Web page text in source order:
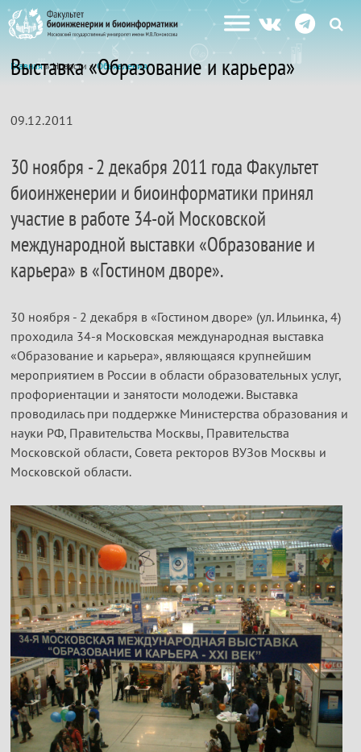
Главная» Новости »Объявления
Выставка «Образование и карьера»
09.12.2011
30 ноября - 2 декабря 2011 года Факультет
биоинженерии и биоинформатики принял
участие в работе 34-ой Московской
международной выставки «Образование и
карьера» в «Гостином дворе».
30 ноября - 2 декабря в «Гостином дворе» (ул. Ильинка, 4)
проходила 34-я Московская международная выставка
«Образование и карьера», являющаяся крупнейшим
мероприятием в России в области образовательных услуг,
профориентации и занятости молодежи. Выставка
проводилась при поддержке Министерства образования и
науки РФ, Правительства Москвы, Правительства
Московской области, Совета ректоров ВУЗов Москвы и
Московской области.